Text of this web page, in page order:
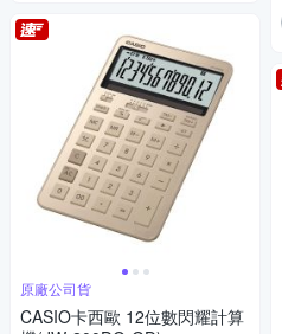
原廠公司貨
CASIO卡西歐 12位數閃耀計算